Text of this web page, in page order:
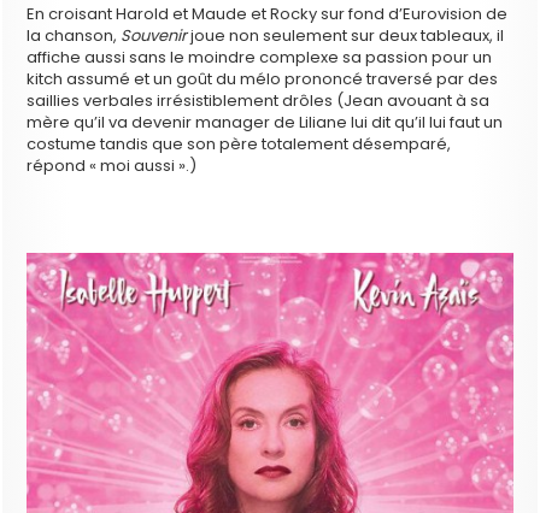
En croisant Harold et Maude et Rocky sur fond d’Eurovision de
la chanson, Souvenirjoue non seulement sur deux tableaux, il
affiche aussi sans le moindre complexe sa passion pour un
kitch assumé et un goût du mélo prononcé traversé par des
saillies verbales irrésistiblement drôles (Jean avouant à sa
mère qu’il va devenir manager de Liliane lui dit qu’il lui faut un
costume tandis que son père totalement désemparé,
répond « moi aussi ».)